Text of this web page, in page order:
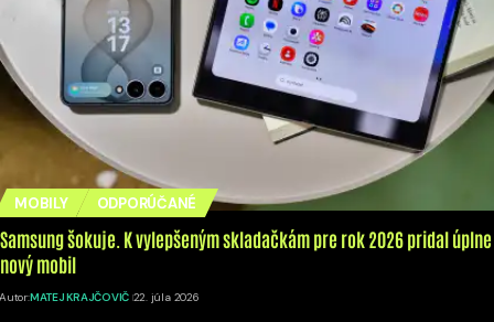
MOBILY ODPORÚČANÉ
Samsung šokuje. K vylepšeným skladačkám pre rok 2026 pridal úplne
nový mobil
Autor:MATEJ KRAJČOVIČ 22. júla 2026